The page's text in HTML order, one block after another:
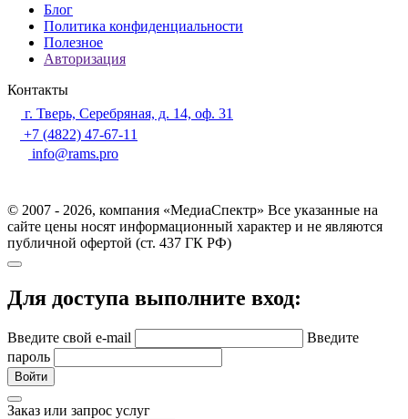
Блог
Политика конфиденциальности
Полезное
Авторизация
Контакты
г. Тверь, Серебряная, д. 14, оф. 31
+7 (4822) 47-67-11
info@rams.pro
© 2007 - 2026, компания «МедиаСпектр» Все указанные на
сайте цены носят информационный характер и не являются
публичной офертой (ст. 437 ГК РФ)
Для доступа выполните вход:
Введите свой e-mail
Введите
пароль
Войти
Заказ или запрос услуг